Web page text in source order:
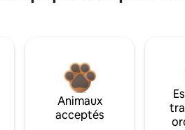
Animaux
acceptés